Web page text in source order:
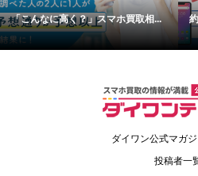
「こんなに高く？」スマホ買取相...
ダイワン公式マガ
投稿者一